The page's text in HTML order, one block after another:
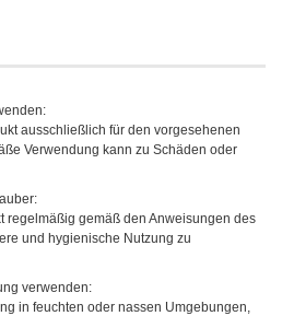
ausschließlich für den vorgesehenen
Verwendung kann zu Schäden oder
regelmäßig gemäß den Anweisungen des
und hygienische Nutzung zu
verwenden:
in feuchten oder nassen Umgebungen,